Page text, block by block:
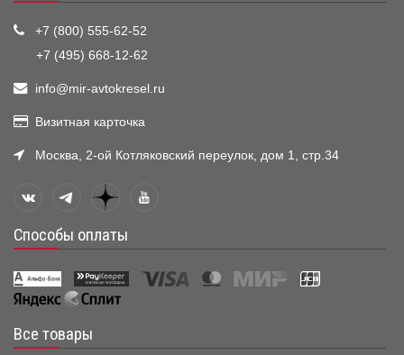
+7 (800) 555-62-52
+7 (495) 668-12-62
info@mir-avtokresel.ru
Визитная карточка
Москва, 2-ой Котляковский переулок, дом 1, стр.34
Способы оплаты
Все товары